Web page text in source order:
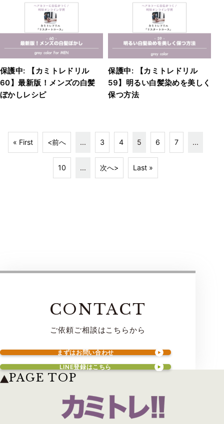
保護中: 【カミトレドリル
60】最新版！メンズの白髪
ぼかしレシピ
保護中: 【カミトレドリル
59】明るい白髪染めを美しく
保つ方法
« First <前へ ... 3 4 5 6 7 ...
10 ... 次へ> Last »
CONTACT
ご依頼ご相談はこちらから
まずはお問い合わせ
LINE登録はこちら
PAGE TOP